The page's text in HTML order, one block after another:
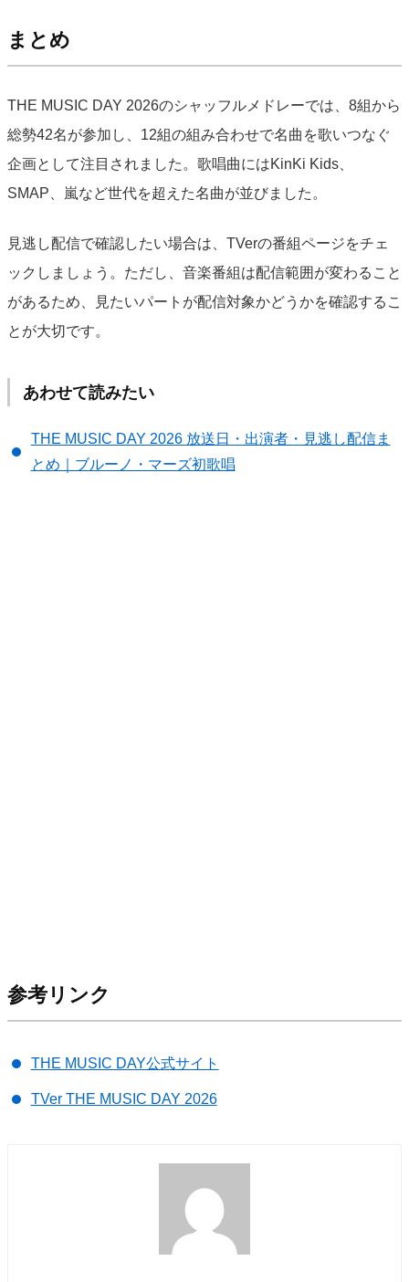
まとめ
THE MUSIC DAY 2026のシャッフルメドレーでは、8組から
総勢42名が参加し、12組の組み合わせで名曲を歌いつなぐ
企画として注目されました。歌唱曲にはKinKi Kids、
SMAP、嵐など世代を超えた名曲が並びました。
見逃し配信で確認したい場合は、TVerの番組ページをチェ
ックしましょう。ただし、音楽番組は配信範囲が変わること
があるため、見たいパートが配信対象かどうかを確認するこ
とが大切です。
あわせて読みたい
THE MUSIC DAY 2026 放送日・出演者・見逃し配信ま
とめ｜ブルーノ・マーズ初歌唱
参考リンク
THE MUSIC DAY公式サイト
TVer THE MUSIC DAY 2026